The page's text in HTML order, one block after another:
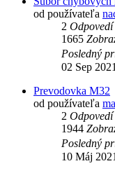
od používateľa
2 Odpovedí
1665
Posledný
02 Sep
Prevodovka M32
od používateľa
2 Odpovedí
1944
Posledný
10 Máj